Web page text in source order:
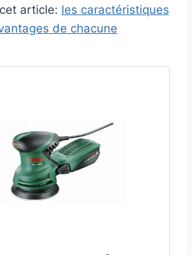
article: les caractéristiques
de chacune